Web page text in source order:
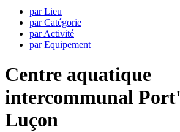
par Lieu
par Catégorie
par Activité
par Equipement
Centre aquatique
intercommunal
Luçon